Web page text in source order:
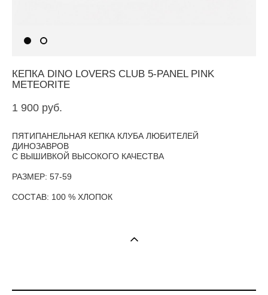
КЕПКА DINO LOVERS CLUB 5-PANEL PINK
METEORITE
1 900 pуб.
ПЯТИПАНЕЛЬНАЯ КЕПКА КЛУБА ЛЮБИТЕЛЕЙ
ДИНОЗАВРОВ
​С ВЫШИВКОЙ ВЫСОКОГО КАЧЕСТВА
РАЗМЕР: 57-59
СОСТАВ: 100 % ХЛОПОК